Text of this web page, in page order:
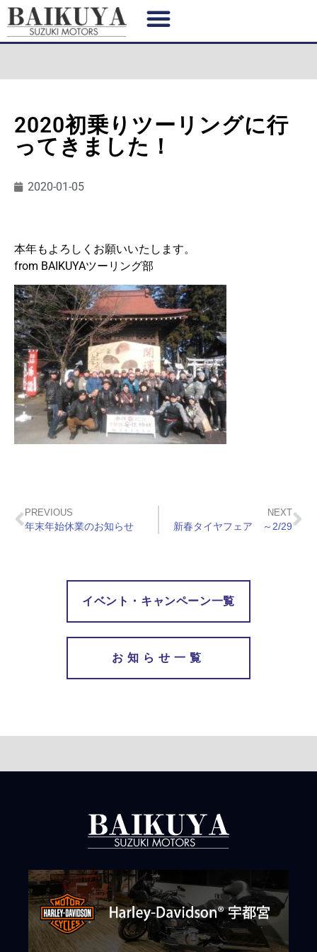
2020初乗りツーリングに行
ってきました！
2020-01-05
本年もよろしくお願いいたします。
from BAIKUYAツーリング部
PREVIOUS
年末年始休業のお知らせ
NEXT
新春タイヤフェア ～2/29
イベント・キャンペーン一覧
お知らせ一覧